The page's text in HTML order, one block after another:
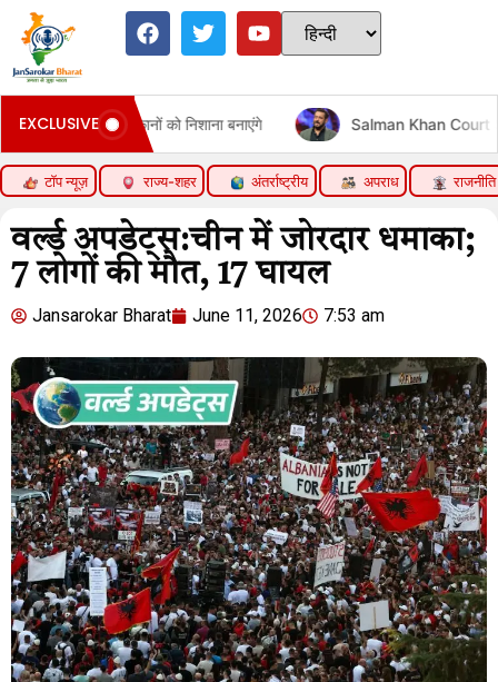
EXCLUSIVE
ठिकानों को निशाना बनाएंगे Salman Khan Court
टॉप न्यूज़ राज्य-शहर अंतर्राष्ट्रीय अपराध राजनीति
वर्ल्ड अपडेट्स:चीन में जोरदार धमाका;
7 लोगों की मौत, 17 घायल
Jansarokar Bharat June 11, 2026 7:53 am